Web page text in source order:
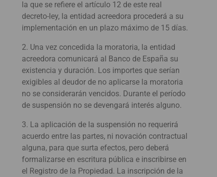
la que se refiere el artículo 12 de este real
decreto-ley, la entidad acreedora procederá a su
implementación en un plazo máximo de 15 días.
2. Una vez concedida la moratoria, la entidad
acreedora comunicará al Banco de España su
existencia y duración. Los importes que serían
exigibles al deudor de no aplicarse la moratoria
no se considerarán vencidos. Durante el período
de suspensión no se devengará interés alguno.
3. La aplicación de la suspensión no requerirá
acuerdo entre las partes, ni novación contractual
alguna, para que surta efectos, pero deberá
formalizarse en escritura pública e inscribirse en
el Registro de la Propiedad. La inscripción de la